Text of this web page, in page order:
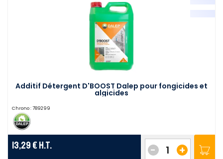
Additif Détergent D'BOOST Dalep pour fongicides et
algicides
Chrono : 789299
13,29 € H.T. +
-